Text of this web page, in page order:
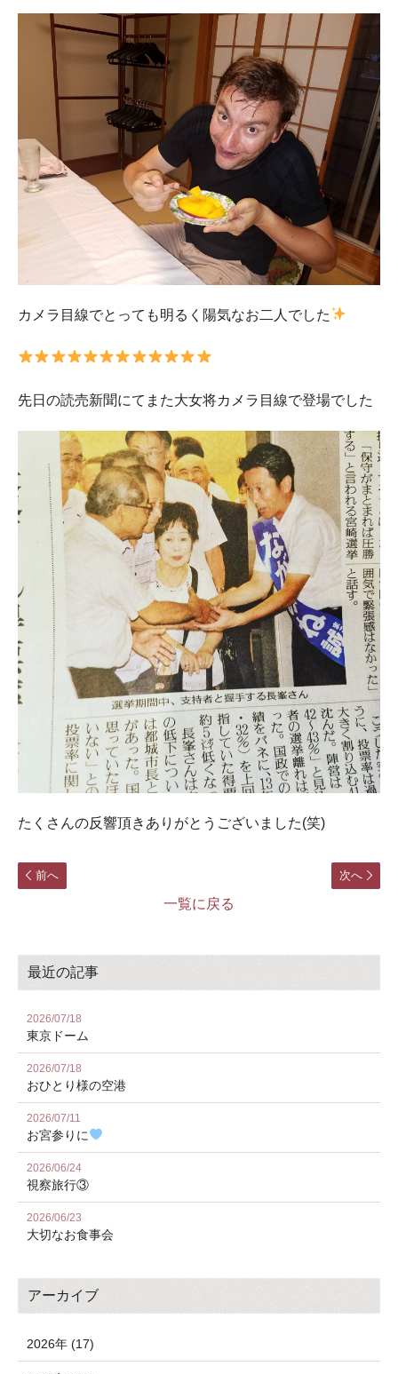
カメラ目線でとっても明るく陽気なお二人でした
先日の読売新聞にてまた大女将カメラ目線で登場でした
たくさんの反響頂きありがとうございました(笑)
次へ
前へ
一覧に戻る
最近の記事
2026/07/18
東京ドーム
2026/07/18
おひとり様の空港
2026/07/11
お宮参りに
2026/06/24
視察旅行③
2026/06/23
大切なお食事会
アーカイブ
2026年 (17)